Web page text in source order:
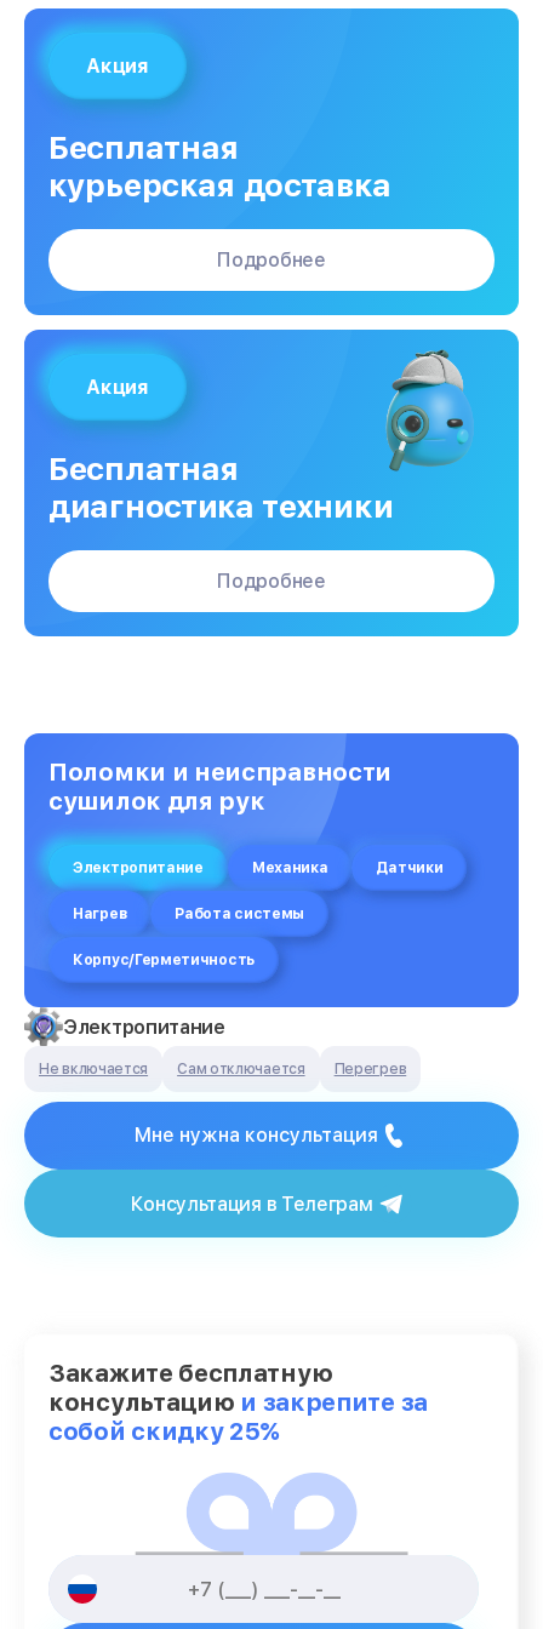
Акция
Бесплатная
курьерская доставка
Подробнее
Акция
Бесплатная
диагностика техники
Подробнее
Поломки и неисправности
сушилок для рук
Электропитание Механика Датчики
Нагрев Работа системы
Корпус/Герметичность
Электропитание
Не включается Сам отключается Перегрев
Мне нужна консультация
Консультация в Телеграм
Закажите бесплатную
консультацию и закрепите за
собой скидку 25%